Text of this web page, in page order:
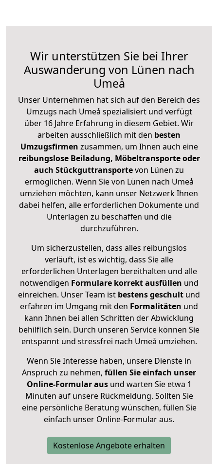
Wir unterstützen Sie bei Ihrer
Auswanderung von Lünen nach
Umeå
Unser Unternehmen hat sich auf den Bereich des
Umzugs nach Umeå spezialisiert und verfügt
über 16 Jahre Erfahrung in diesem Gebiet. Wir
arbeiten ausschließlich mit den besten
Umzugsfirmen zusammen, um Ihnen auch eine
reibungslose Beiladung, Möbeltransporte oder
auch Stückguttransportevon Lünen zu
ermöglichen. Wenn Sie von Lünen nach Umeå
umziehen möchten, kann unser Netzwerk Ihnen
dabei helfen, alle erforderlichen Dokumente und
Unterlagen zu beschaffen und die
durchzuführen.
Um sicherzustellen, dass alles reibungslos
verläuft, ist es wichtig, dass Sie alle
erforderlichen Unterlagen bereithalten und alle
notwendigen Formulare korrekt ausfüllen und
einreichen. Unser Team ist bestens geschult und
erfahren im Umgang mit den Formalitäten und
kann Ihnen bei allen Schritten der Abwicklung
behilflich sein. Durch unseren Service können Sie
entspannt und stressfrei nach Umeå umziehen.
Wenn Sie Interesse haben, unsere Dienste in
Anspruch zu nehmen, füllen Sie einfach unser
Online-Formular ausund warten Sie etwa 1
Minuten auf unsere Rückmeldung. Sollten Sie
eine persönliche Beratung wünschen, füllen Sie
einfach unser Online-Formular aus.
Kostenlose Angebote erhalten